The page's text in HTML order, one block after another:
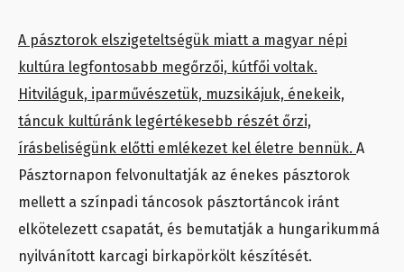
A pásztorok elszigeteltségük miatt a magyar népi
kultúra legfontosabb megőrzői, kútfői voltak.
Hitviláguk, iparművészetük, muzsikájuk, énekeik,
táncuk kultúránk legértékesebb részét őrzi,
írásbeliségünk előtti emlékezet kel életre bennük. A
Pásztornapon felvonultatják az énekes pásztorok
mellett a színpadi táncosok pásztortáncok iránt
elkötelezett csapatát, és bemutatják a hungarikummá
nyilvánított karcagi birkapörkölt készítését.